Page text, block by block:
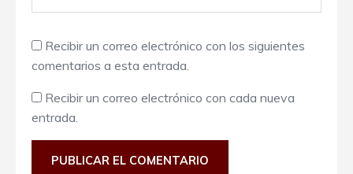
Recibir un correo electrónico con los siguientes
comentarios a esta entrada.
Recibir un correo electrónico con cada nueva
entrada.